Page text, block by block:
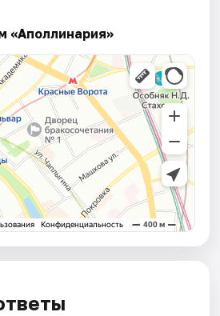
«Аполлинария»